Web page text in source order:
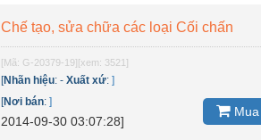
Chế tạo, sửa chữa các loại Cối chấn
[Mã: G-20379-19][xem: 3521]
[Nhãn hiệu:-Xuất xứ:]
[Nơi bán:]
2014-09-30 03:07:28]